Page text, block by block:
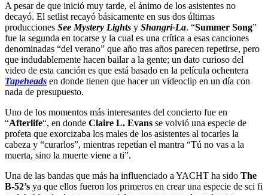
A pesar de que inició muy tarde, el ánimo de los asistentes no
decayó. El setlist recayó básicamente en sus dos últimas
producciones See Mystery Lights y Shangri-La. “Summer Song”
fue la segunda en tocarse y la cual es una crítica a esas canciones
denominadas “del verano” que año tras años parecen repetirse, pero
que indudablemente hacen bailar a la gente; un dato curioso del
video de esta canción es que está basado en la película ochentera
Tapeheads en donde tienen que hacer un videoclip en un día con
nada de presupuesto.
Uno de los momentos más interesantes del concierto fue en
“Afterlife“, en donde Claire L. Evans se volvió una especie de
profeta que exorcizaba los males de los asistentes al tocarles la
cabeza y “curarlos”, mientras repetían el mantra “Tú no vas a la
muerta, sino la muerte viene a ti”.
Una de las bandas que más ha influenciado a YACHT ha sido The
B-52’s ya que ellos fueron los primeros en crear una especie de sci fi